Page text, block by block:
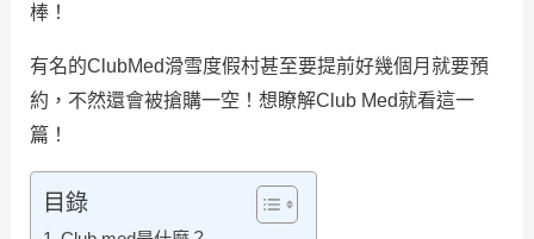
棒！
有名的ClubMed滑雪度假村甚至要提前好幾個月就要預
約，不然還會被搶購一空！想瞭解Club Med就看這一
篇！
目錄